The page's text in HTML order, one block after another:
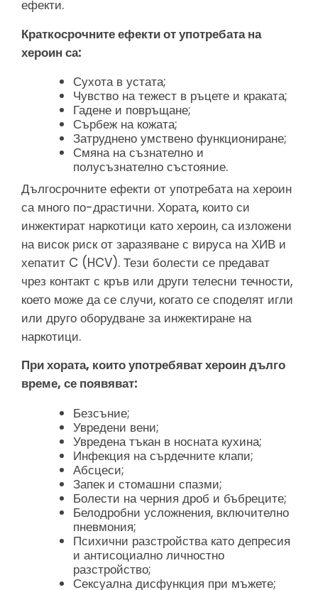
ефекти.
Краткосрочните ефекти от употребата на
хероин са:
Сухота в устата;
Чувство на тежест в ръцете и краката;
Гадене и повръщане;
Сърбеж на кожата;
Затруднено умствено функциониране;
Смяна на съзнателно и
полусъзнателно състояние.
Дългосрочните ефекти от употребата на хероин
са много по-драстични. Хората, които си
инжектират наркотици като хероин, са изложени
на висок риск от заразяване с вируса на ХИВ и
хепатит C (HCV). Тези болести се предават
чрез контакт с кръв или други телесни течности,
което може да се случи, когато се споделят игли
или друго оборудване за инжектиране на
наркотици.
При хората, които употребяват хероин дълго
време, се появяват:
Безсъние;
Увредени вени;
Увредена тъкан в носната кухина;
Инфекция на сърдечните клапи;
Абсцеси;
Запек и стомашни спазми;
Болести на черния дроб и бъбреците;
Белодробни усложнения, включително
пневмония;
Психични разстройства като депресия
и антисоциално личностно
разстройство;
Сексуална дисфункция при мъжете;